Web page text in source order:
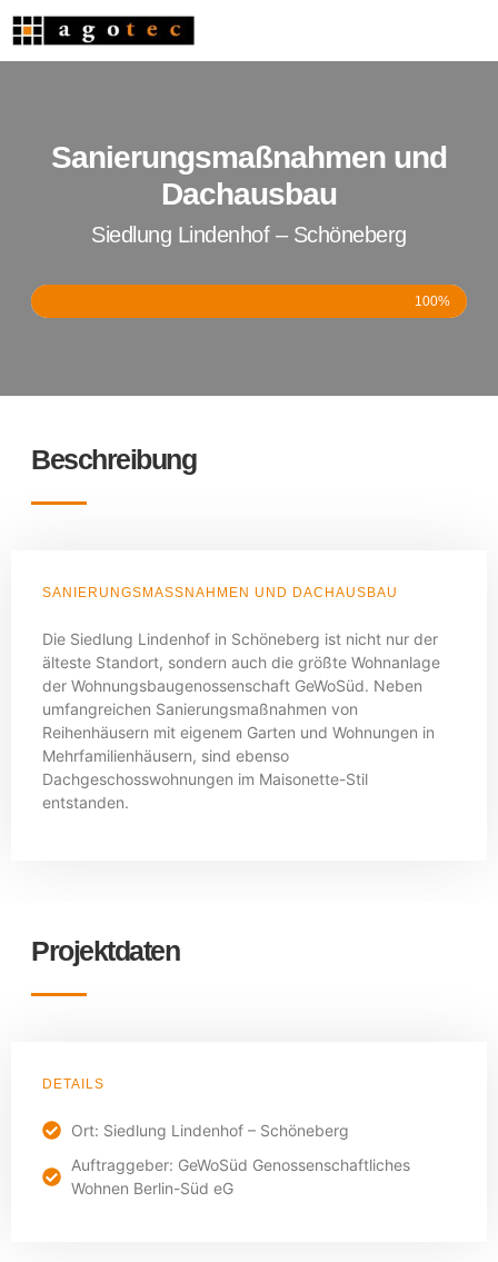
Sanierungsmaßnahmen und
Dachausbau
Siedlung Lindenhof – Schöneberg
100%
Beschreibung
SANIERUNGSMASSNAHMEN UND DACHAUSBAU
Die Siedlung Lindenhof in Schöneberg ist nicht nur der
älteste Standort, sondern auch die größte Wohnanlage
der Wohnungsbaugenossenschaft GeWoSüd. Neben
umfangreichen Sanierungsmaßnahmen von
Reihenhäusern mit eigenem Garten und Wohnungen in
Mehrfamilienhäusern, sind ebenso
Dachgeschosswohnungen im Maisonette-Stil
entstanden.
Projektdaten
DETAILS
Ort: Siedlung Lindenhof – Schöneberg
Auftraggeber: GeWoSüd Genossenschaftliches
Wohnen Berlin-Süd eG